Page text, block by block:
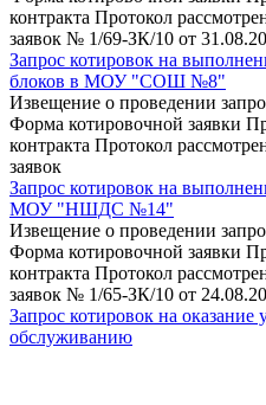
контракта Протокол
заявок № 1/69-ЗК/10 от
Запрос котировок на
блоков в МОУ "СОШ №8"
Извещение о проведении
Форма котировочной заявки
контракта Протокол
заявок
Запрос котировок на
МОУ "НШДС №14"
Извещение о проведении
Форма котировочной заявки
контракта Протокол
заявок № 1/65-ЗК/10 от
Запрос котировок на оказание
обслуживанию